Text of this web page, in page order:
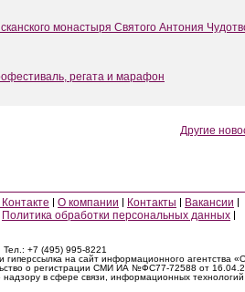
монастыря Святого Антония
регата и марафон
Другие
Контакте О компании Контакты
Вакансии
Политика обработки персональных данных
+7 (495) 995-8221
гиперссылка на сайт информационного агентства
о регистрации СМИ ИА №ФС77-72588 от
в сфере связи, информационных